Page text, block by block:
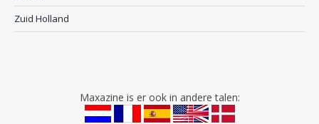
Zuid Holland
Maxazine is er ook in andere talen: